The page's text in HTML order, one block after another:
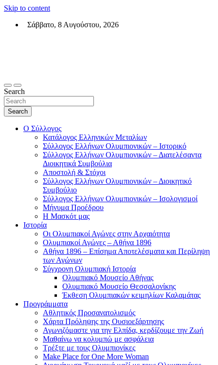
Skip to content
Σάββατο, 8 Αυγούστου, 2026
Search
Search
Ο Σύλλογος
Κατάλογος Ελληνικών Μεταλίων
Σύλλογος Ελλήνων Ολυμπιονικών – Ιστορικό
Σύλλογος Ελλήνων Ολυμπιονικών – Διατελέσαντα
Διοικητικά Συμβούλια
Αποστολή & Στόχοι
Σύλλογος Ελλήνων Ολυμπιονικών – Διοικητικό
Συμβούλιο
Σύλλογος Ελλήνων Ολυμπιονικών – Ισολογισμοί
Μήνυμα Προέδρου
Η Μασκότ μας
Ιστορία
Οι Ολυμπιακοί Αγώνες στην Αρχαιότητα
Ολυμπιακοί Αγώνες – Αθήνα 1896
Αθήνα 1896 – Επίσημα Αποτελέσματα και Περίληψη
των Αγώνων
Σύγχρονη Ολυμπιακή Ιστορία
Ολυμπιακό Μουσείο Αθήνας
Ολυμπιακό Μουσείο Θεσσαλονίκης
Έκθεση Ολυμπιακών κειμηλίων Καλαμάτας
Προγράμματα
Αθλητικός Προσανατολισμός
Χάρτα Πρόληψης της Ουσιοεξάρτησης
Αγωνιζόμαστε για την Ελπίδα, κερδίζουμε την Ζωή
Μαθαίνω να κολυμπώ με ασφάλεια
Τρέξτε με τους Ολυμπιονίκες
Make Place for One More Woman